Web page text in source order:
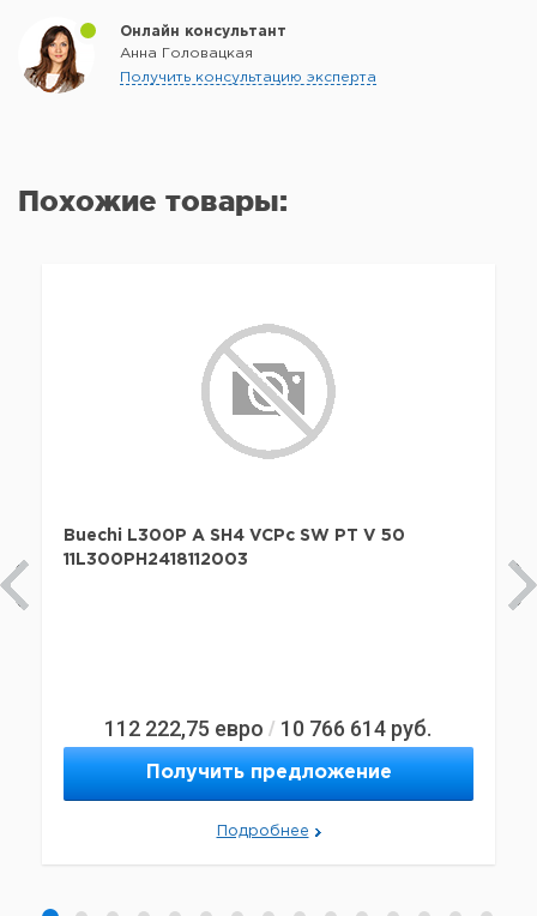
Онлайн консультант
Анна Головацкая
Получить консультацию эксперта
Похожие товары:
Buechi L300P A SH4 VCPc SW PT V 50
11L300PH2418112003
112 222,75 евро / 10 766 614 руб.
Получить предложение
Подробнее